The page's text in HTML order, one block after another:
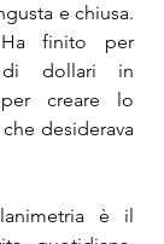
e chiusa.
finito per
di dollari in
creare lo
desiderava
è il